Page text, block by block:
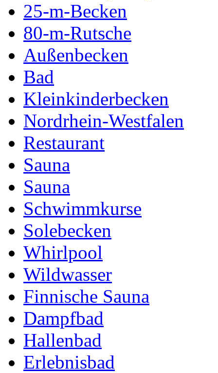
25-m-Becken
80-m-Rutsche
Außenbecken
Bad
Kleinkinderbecken
Nordrhein-Westfalen
Restaurant
Sauna
Sauna
Schwimmkurse
Solebecken
Whirlpool
Wildwasser
Finnische Sauna
Dampfbad
Hallenbad
Erlebnisbad